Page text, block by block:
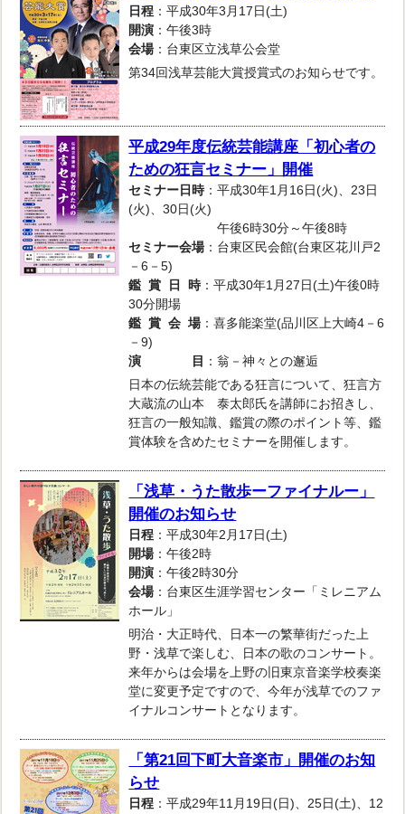
日程 ：平成30年3月17日(土)
開演 ：午後3時
会場：台東区立浅草公会堂
第34回浅草芸能大賞授賞式のお知らせです。
平成29年度伝統芸能講座「初心者の
ための狂言セミナー」開催
セミナー日時：平成30年1月16日(火)、23日
(火)、30日(火)
午後6時30分～午後8時
セミナー会場：台東区民会館(台東区花川戸2
－6－5)
鑑 賞 日 時：平成30年1月27日(土)午後0時
30分開場
鑑 賞 会 場：喜多能楽堂(品川区上大崎4－6
－9)
演 目 ：翁－神々との邂逅
日本の伝統芸能である狂言について、狂言方
大蔵流の山本 泰太郎氏を講師にお招きし、
狂言の一般知識、鑑賞の際のポイント等、鑑
賞体験を含めたセミナーを開催します。
「浅草・うた散歩ーファイナルー」
開催のお知らせ
日程 ：平成30年2月17日(土)
開場：午後2時
開演 ：午後2時30分
会場：台東区生涯学習センター「ミレニアム
ホール」
明治・大正時代、日本一の繁華街だった上
野・浅草で楽しむ、日本の歌のコンサート。
来年からは会場を上野の旧東京音楽学校奏楽
堂に変更予定ですので、今年が浅草でのファ
イナルコンサートとなります。
「第21回下町大音楽市」開催のお知
らせ
日程 ：平成29年11月19日(日)、25日(土)、12